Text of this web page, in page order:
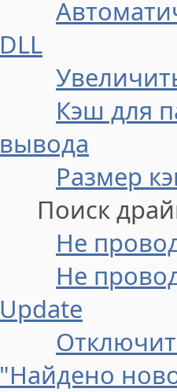
DLL
Кэш для
вывода
Размер
Поиск
Не
Не
Update
"Найдено